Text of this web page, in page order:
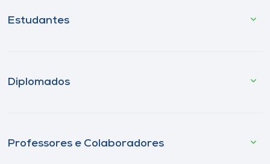
Estudantes
Diplomados
Professores e Colaboradores